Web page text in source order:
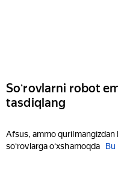
Soʻrovlarni robot
tasdiqlang
Afsus, ammo qurilmangizdan
soʻrovlarga oʻxshamoqda
Bu